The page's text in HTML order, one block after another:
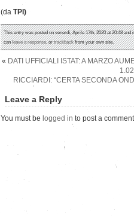
(da TPI)
This entry was posted on venerdì, Aprile 17th, 2020 at 20:48 and
canleave a response, ortrackbackfrom your own site.
« DATI UFFICIALI ISTAT: A MARZO
RICCIARDI: “CERTA SECONDA
Leave a Reply
You must be logged in to post a